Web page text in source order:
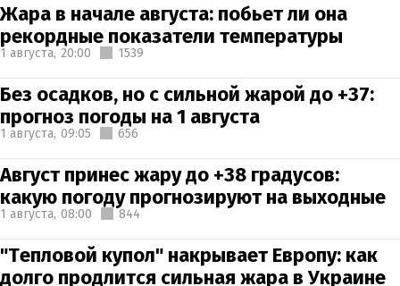
Жара в начале августа: побьет ли она
рекордные показатели температуры
1 августа, 20:00 1539
Без осадков, но с сильной жарой до +37:
прогноз погоды на 1 августа
1 августа, 09:05 656
Август принес жару до +38 градусов:
какую погоду прогнозируют на выходные
1 августа, 08:00 844
"Тепловой купол" накрывает Европу: как
долго продлится сильная жара в Украине